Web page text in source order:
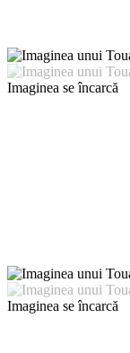
Imaginea se încarcă
Imaginea se încarcă